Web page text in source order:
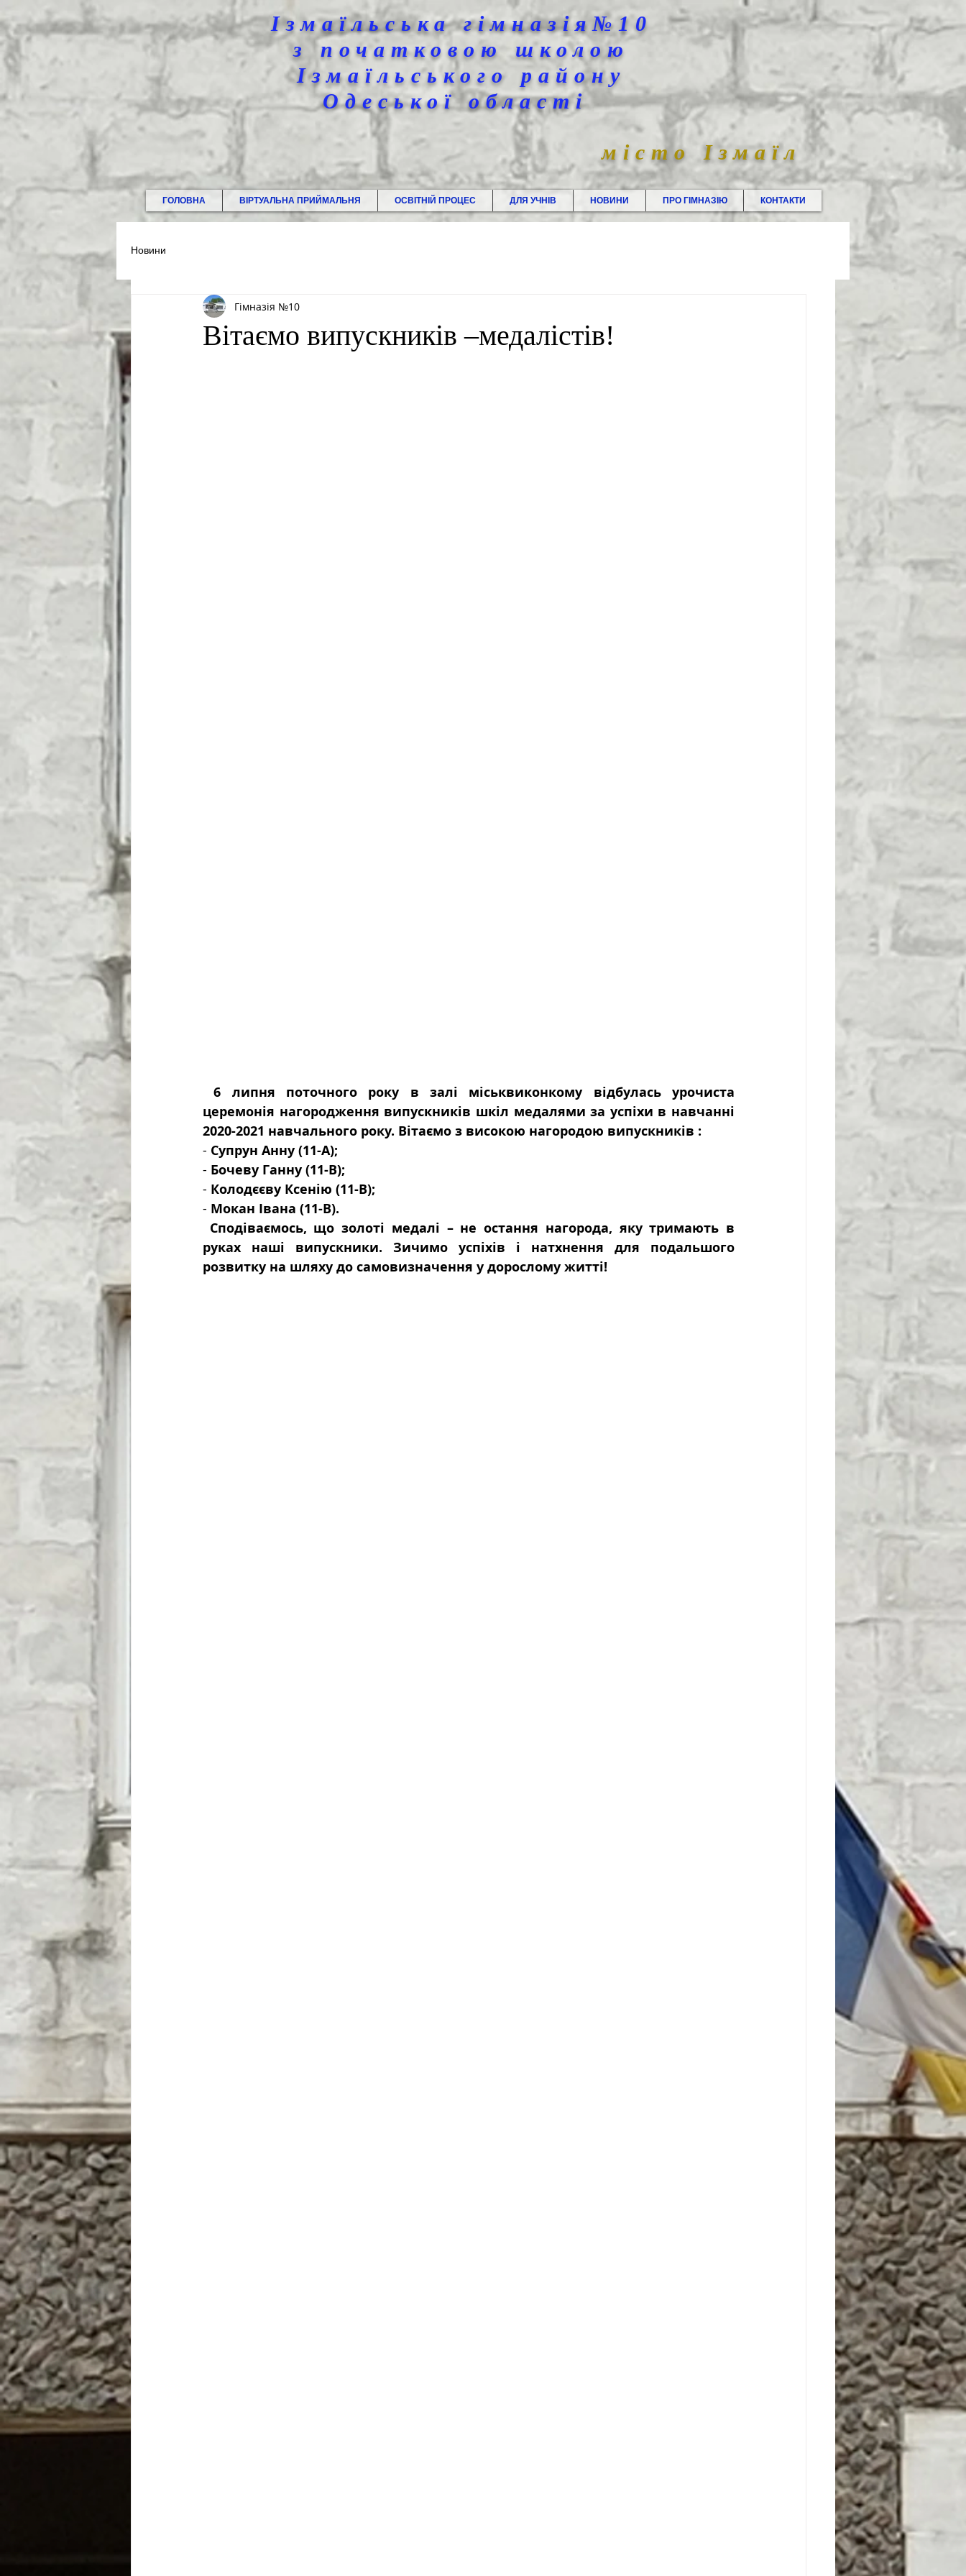
Ізмаїльська гімназія№10
з початковою школою
Ізмаїльського району
Одеської області
місто Ізмаїл
ГОЛОВНА ВІРТУАЛЬНА ПРИЙМАЛЬНЯ ОСВІТНІЙ ПРОЦЕС ДЛЯ УЧНІВ НОВИНИ ПРО ГІМНАЗІЮ КОНТАКТИ
Новини
Вітаємо випускників –медалістів!
Гімназія №10
6 липня поточного року в залі міськвиконкому відбулась урочиста
церемонія нагородження випускників шкіл медалями за успіхи в навчанні
2020-2021 навчального року. Вітаємо з високою нагородою випускників :
- Супрун Анну (11-А);
- Бочеву Ганну (11-В);
- Колодєєву Ксенію (11-В);
- Мокан Івана (11-В).
Сподіваємось, що золоті медалі – не остання нагорода, яку тримають в
руках наші випускники. Зичимо успіхів і натхнення для подальшого
розвитку на шляху до самовизначення у дорослому житті!